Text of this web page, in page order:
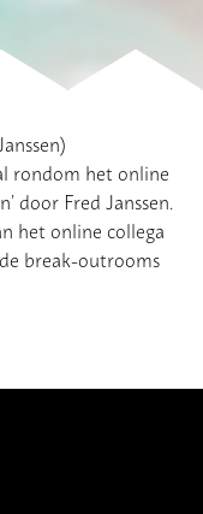
rondom het online
door Fred Janssen.
het online collega
break-outrooms